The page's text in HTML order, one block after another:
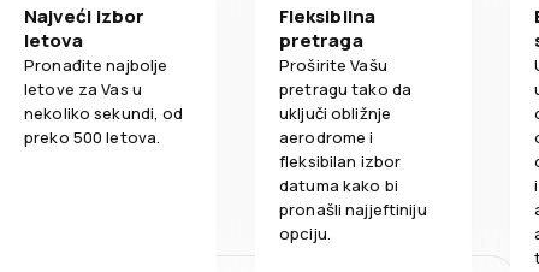
Najveći izbor
letova
Pronađite najbolje
letove za Vas u
nekoliko sekundi, od
preko 500 letova.
Fleksibilna
pretraga
Proširite Vašu
pretragu tako da
uključi obližnje
aerodrome i
fleksibilan izbor
datuma kako bi
pronašli najjeftiniju
opciju.